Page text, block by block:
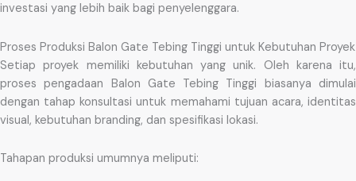
investasi yang lebih baik bagi penyelenggara.
Proses Produksi Balon Gate Tebing Tinggi untuk Kebutuhan Proyek
Setiap proyek memiliki kebutuhan yang unik. Oleh karena itu,
proses pengadaan Balon Gate Tebing Tinggi biasanya dimulai
dengan tahap konsultasi untuk memahami tujuan acara, identitas
visual, kebutuhan branding, dan spesifikasi lokasi.
Tahapan produksi umumnya meliputi: